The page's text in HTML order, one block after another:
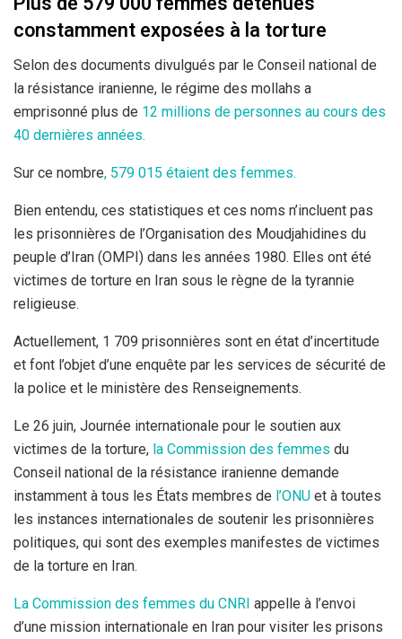
constamment exposées à la torture
Selon des documents divulgués par le Conseil national de
la résistance iranienne, le régime des mollahs a
emprisonné plus de 12 millions de personnes au cours des
40 dernières années.
Sur ce nombre, 579 015 étaient des femmes.
Bien entendu, ces statistiques et ces noms n’incluent pas
les prisonnières de l’Organisation des Moudjahidines du
peuple d’Iran (OMPI) dans les années 1980. Elles ont été
victimes de torture en Iran sous le règne de la tyrannie
religieuse.
Actuellement, 1 709 prisonnières sont en état d’incertitude
et font l’objet d’une enquête par les services de sécurité de
la police et le ministère des Renseignements.
Le 26 juin, Journée internationale pour le soutien aux
victimes de la torture, la Commission des femmes du
Conseil national de la résistance iranienne demande
instamment à tous les États membres de l’ONU et à toutes
les instances internationales de soutenir les prisonnières
politiques, qui sont des exemples manifestes de victimes
de la torture en Iran.
La Commission des femmes du CNRI appelle à l’envoi
d’une mission internationale en Iran pour visiter les prisons